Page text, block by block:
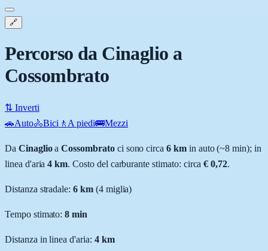
🔗
Percorso da Cinaglio a
Cossombrato
⇅ Inverti
🚗Auto🚴Bici 🚶 A piedi🚌Mezzi
Da CinaglioaCossombratoci sono circa 6 kmin auto (~8 min); in
linea d'aria4 km. Costo del carburante stimato: circa € 0,72.
Distanza stradale:6 km (4miglia)
Tempo stimato:8 min
Distanza in linea d'aria: 4km